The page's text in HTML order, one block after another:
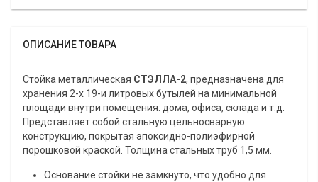
ОПИСАНИЕ ТОВАРА
Стойка металлическая СТЭЛЛА-2, предназначена для
хранения 2-х 19-и литровых бутылей на минимальной
площади внутри помещения: дома, офиса, склада и т.д.
Представляет собой стальную цельносварную
конструкцию, покрытая эпоксидно-полиэфирной
порошковой краской. Толщина стальных труб 1,5 мм.
Основание стойки не замкнуто, что удобно для